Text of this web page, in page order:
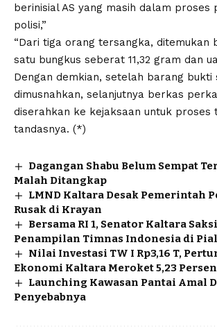
berinisial AS yang masih dalam proses
polisi,”
“Dari tiga orang tersangka, ditemukan
satu bungkus seberat 11,32 gram dan
Dengan demkian, setelah barang bukti
dimusnahkan, selanjutnya berkas
diserahkan ke kejaksaan untuk proses
tandasnya. (*)
Dagangan Shabu Belum Sempat
Malah Ditangkap
LMND Kaltara Desak Pemerintah
Rusak di Krayan
Bersama RI 1, Senator Kaltara
Penampilan Timnas Indonesia di
Nilai Investasi TW I Rp3,16 T,
Ekonomi Kaltara Meroket 5,23 Persen
Launching Kawasan Pantai Amal
Penyebabnya